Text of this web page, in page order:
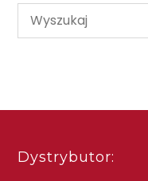
Dystrybutor: